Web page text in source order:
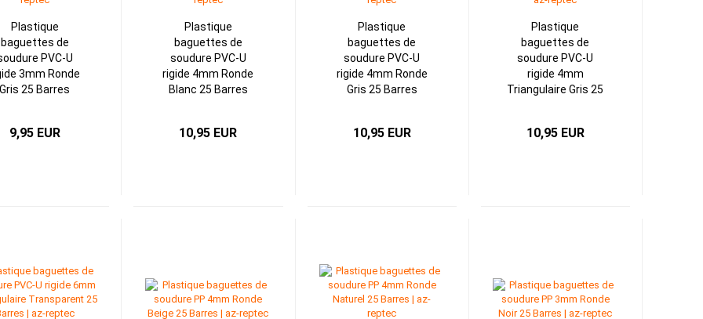
Plastique
baguettes de
PVC-U
3mm Ronde
Gris 25 Barres
9,95 EUR
Plastique
baguettes de
soudure PVC-U
rigide 4mm Ronde
Blanc 25 Barres
10,95 EUR
Plastique
baguettes de
soudure PVC-U
rigide 4mm Ronde
Gris 25 Barres
10,95 EUR
Plastique
baguettes de
soudure PVC-U
rigide 4mm
Triangulaire Gris 25
10,95 EUR